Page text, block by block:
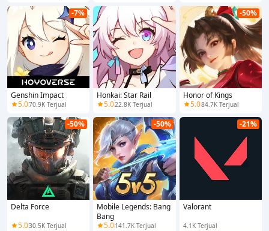
-7%
Genshin Impact
5.070.9K Terjual
Honkai: Star Rail
5.022.8K Terjual
-50%
Honor of Kings
5.084.7K Terjual
-50%
Delta Force
5.030.5K Terjual
-50%
Mobile Legends: Bang
Bang
5.0141.7K Terjual
-21%
Valorant
4.1K Terjual